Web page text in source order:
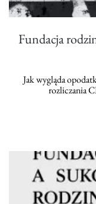
Fundacja
Jak wygląda
rozliczania